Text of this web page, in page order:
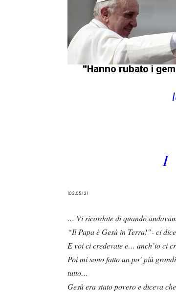
I
(03.05.13)
… Vi ricordate di quando
“Il Papa è Gesù in Terra!”- ci
E voi ci credevate e… anch’io ci
Poi mi sono fatto un po’ più
tutto…
Gesù era stato povero e diceva